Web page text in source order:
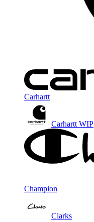
Carhartt
Carhartt WIP
Champion
Clarks